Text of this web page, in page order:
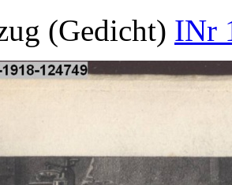
(Gedicht) INr